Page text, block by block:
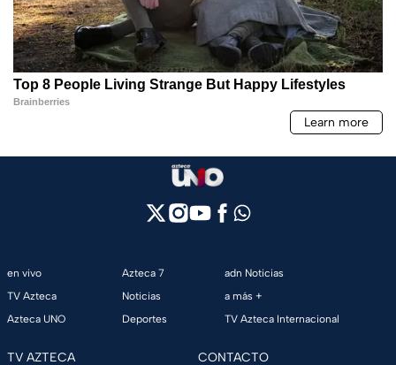
en vivo
TV Azteca
Azteca UNO
Azteca 7
Noticias
Deportes
adn Noticias
a más +
TV Azteca Internacional
TV AZTECA CONTACTO